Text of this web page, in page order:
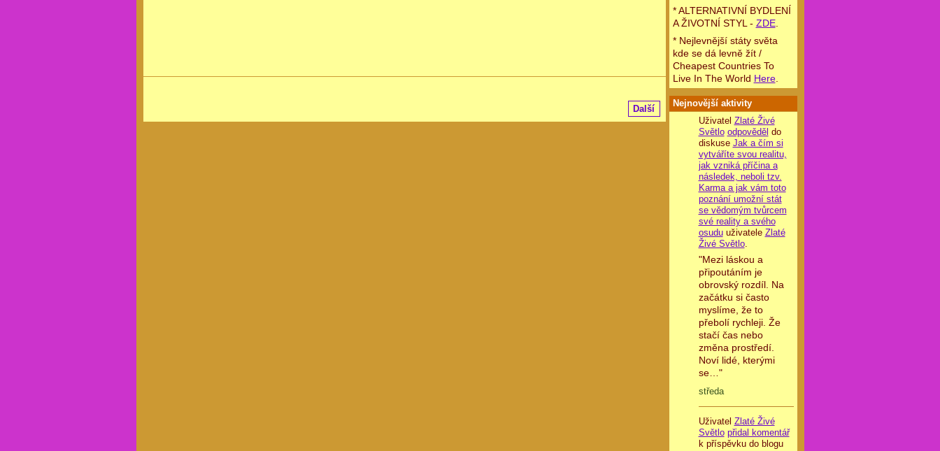
Další
* ALTERNATIVNÍ BYDLENÍ
A ŽIVOTNÍ STYL - ZDE.
* Nejlevnější státy světa
kde se dá levně žít /
Cheapest Countries To
Live In The World Here.
Nejnovější aktivity
Uživatel Zlaté Živé
Světlo odpověděl do
diskuse Jak a čím si
vytváříte svou realitu,
jak vzniká příčina a
následek, neboli tzv.
Karma a jak vám toto
poznání umožní stát
se vědomým tvůrcem
své reality a svého
osuduuživatele Zlaté
Živé Světlo.
"Mezi láskou a
připoutáním je
obrovský rozdíl. Na
začátku si často
myslíme, že to
přebolí rychleji. Že
stačí čas nebo
změna prostředí.
Noví lidé, kterými
se…"
středa
Uživatel Zlaté Živé
Světlo přidal komentář
k příspěvku do blogu